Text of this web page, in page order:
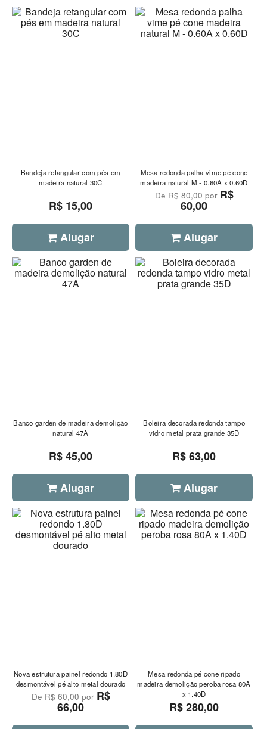
Bandeja retangular com pés em
madeira natural 30C
R$ 15,00
Alugar
Mesa redonda palha vime pé cone
madeira natural M - 0.60A x 0.60D
DeR$ 80,00por R$
60,00
Alugar
Banco garden de madeira demolição
natural 47A
R$ 45,00
Alugar
Boleira decorada redonda tampo
vidro metal prata grande 35D
R$ 63,00
Alugar
Nova estrutura painel redondo 1.80D
desmontável pé alto metal dourado
DeR$ 60,00por R$
66,00
Mesa redonda pé cone ripado
madeira demolição peroba rosa 80A
x 1.40D
R$ 280,00